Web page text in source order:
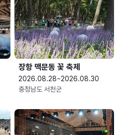
장항 맥문동 꽃 축제
2026.08.28~2026.08.30
충청남도 서천군